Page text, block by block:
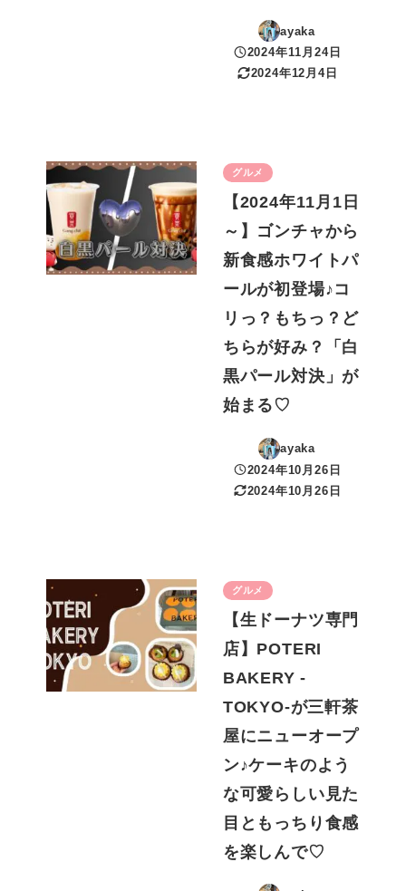
ayaka
投稿日
2024年11月24日
更新日
2024年12月4日
グルメ
【2024年11月1日
～】ゴンチャから
新食感ホワイトパ
ールが初登場♪コ
リっ？もちっ？ど
ちらが好み？「白
黒パール対決」が
始まる♡
ayaka
投稿日
2024年10月26日
更新日
2024年10月26日
グルメ
【生ドーナツ専門
店】POTERI
BAKERY -
TOKYO-が三軒茶
屋にニューオープ
ン♪ケーキのよう
な可愛らしい見た
目ともっちり食感
を楽しんで♡